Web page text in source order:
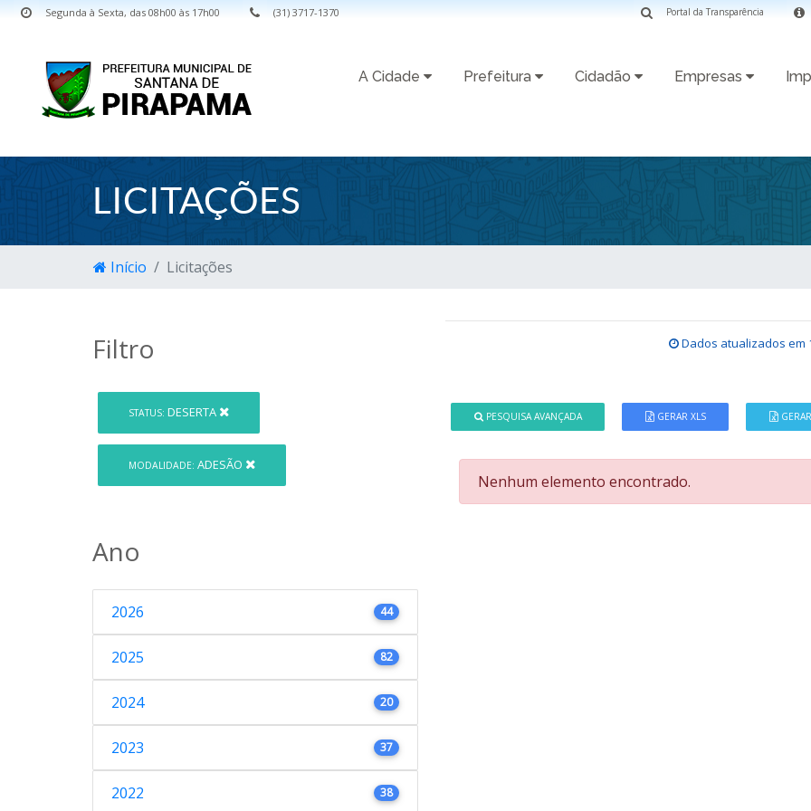
Segunda à Sexta, das 08h00 às 17h00 (31) 3717-1370 Portal da Transparência
A Cidade Prefeitura Cidadão Empresas
LICITAÇÕES
Início Licitações
Filtro
STATUS: DESERTA
MODALIDADE: ADESÃO
Ano
2026 44
2025 82
2024 20
2023 37
2022 38
Dados atualizados em
PESQUISA AVANÇADA GERAR XLS
Nenhum elemento encontrado.